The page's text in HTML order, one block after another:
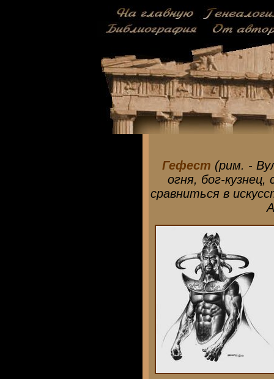
Гефест (рим. -
огня, бог-
сравниться в